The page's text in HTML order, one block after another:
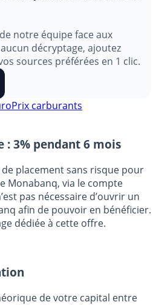
notre équipe face aux
décryptage, ajoutez
sources préférées en 1 clic.
: 3% pendant 6 mois
placement sans risque pour
Monabanq, via le compte
pas nécessaire d’ouvrir un
dédiée à cette offre.